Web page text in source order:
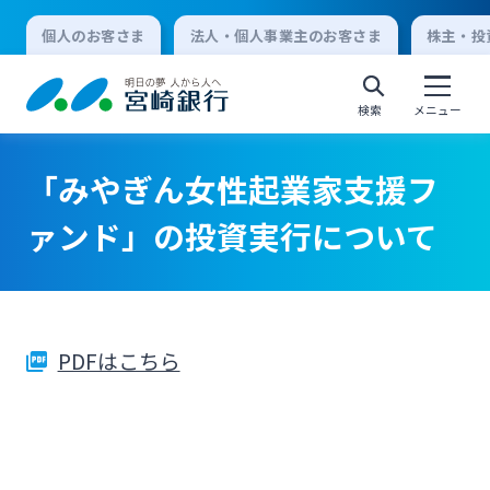
個人のお客さま 法人・個人事業主のお客さま 株主・
検索 メニュー
個人向けインターネットバンキング
ログオン
法人向けインターネットバンキング
「みやぎん女性起業家支援フ
ァンド」の投資実行について
PDFはこちら